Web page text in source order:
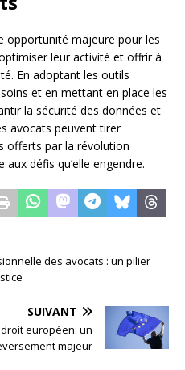
opportunité majeure pour les
leur activité et offrir à
En adoptant les outils
et en mettant en place les
la sécurité des données et
avocats peuvent tirer
offerts par la révolution
défis qu’elle engendre.
des avocats : un pilier
SUIVANT
européen: un
majeur